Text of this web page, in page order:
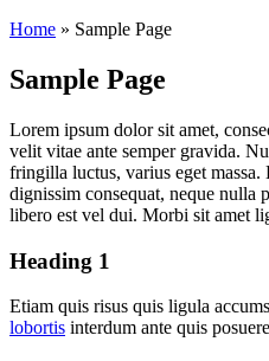
Home » Sample Page
Sample Page
Lorem ipsum dolor sit amet,
velit vitae ante semper gravida.
fringilla luctus, varius eget massa.
dignissim consequat, neque nulla
libero est vel dui. Morbi sit amet
Heading 1
Etiam quis risus quis ligula
lobortis interdum ante quis